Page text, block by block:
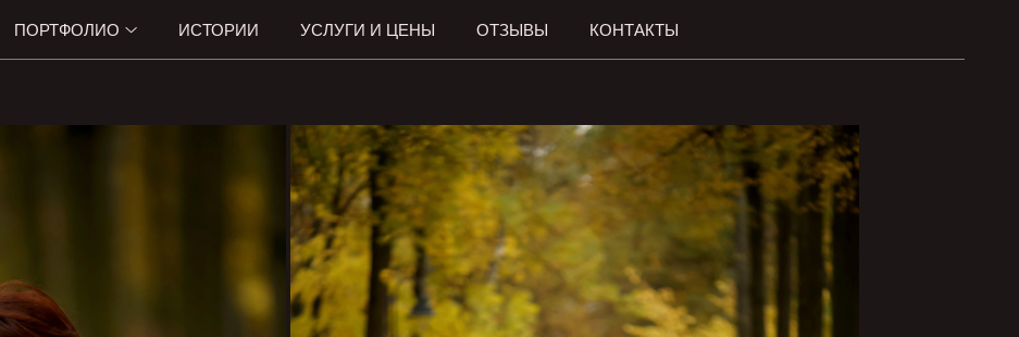
ПОРТФОЛИО ИСТОРИИ УСЛУГИ И ЦЕНЫ ОТЗЫВЫ КОНТАКТЫ